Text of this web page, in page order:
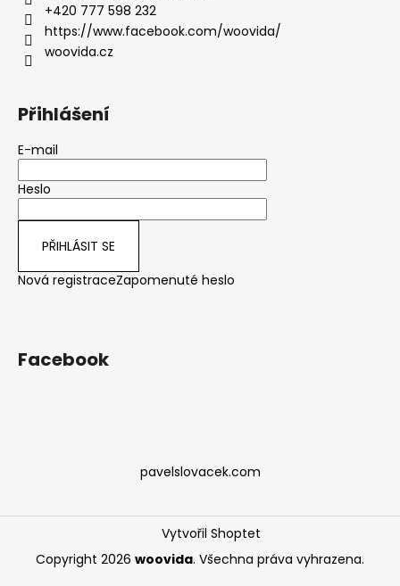
+420 777 598 232
https://www.facebook.com/woovida/
woovida.cz
Přihlášení
E-mail
Heslo
PŘIHLÁSIT SE
Nová registraceZapomenuté heslo
Facebook
pavelslovacek.com
Vytvořil Shoptet
Copyright 2026 woovida. Všechna práva vyhrazena.